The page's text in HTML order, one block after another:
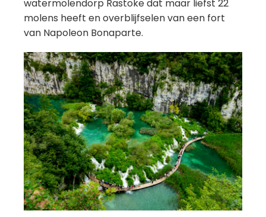
watermolendorp Rastoke dat maar liefst 22
molens heeft en overblijfselen van een fort
van Napoleon Bonaparte.